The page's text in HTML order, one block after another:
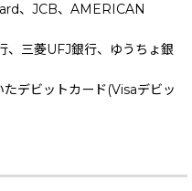
、JCB、AMERICAN
、三菱UFJ銀行、ゆうちょ銀
たデビットカード(Visaデビッ